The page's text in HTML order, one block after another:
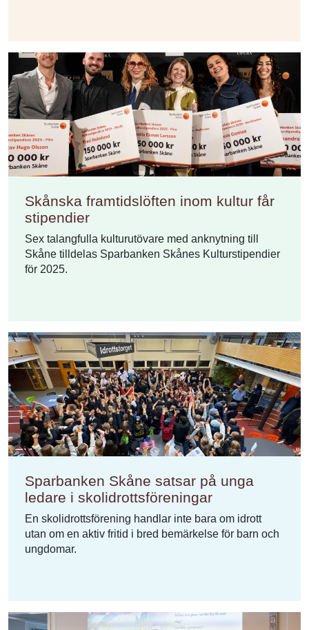
Skånska framtidslöften inom kultur får
stipendier
Sex talangfulla kulturutövare med anknytning till
Skåne tilldelas Sparbanken Skånes Kulturstipendier
för 2025.
Sparbanken Skåne satsar på unga
ledare i skolidrottsföreningar
En skolidrottsförening handlar inte bara om idrott
utan om en aktiv fritid i bred bemärkelse för barn och
ungdomar.